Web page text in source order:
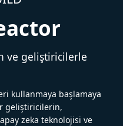
ve geliştiricilerle
kullanmaya başlamaya
geliştiricilerin,
zeka teknolojisi ve